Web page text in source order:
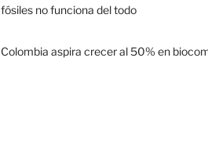
fósiles no funciona del todo
Colombia aspira crecer al 50% en